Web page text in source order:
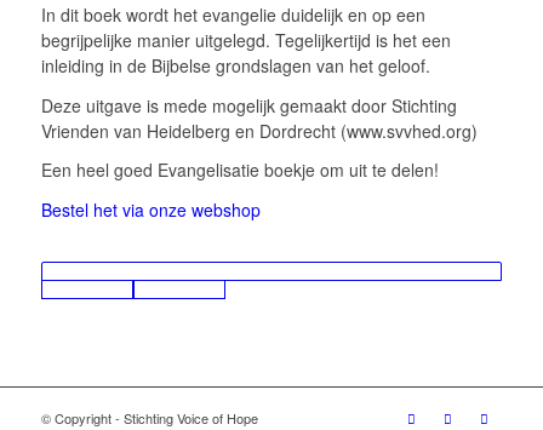
In dit boek wordt het evangelie duidelijk en op een
begrijpelijke manier uitgelegd. Tegelijkertijd is het een
inleiding in de Bijbelse grondslagen van het geloof.
Deze uitgave is mede mogelijk gemaakt door Stichting
Vrienden van Heidelberg en Dordrecht (www.svvhed.org)
Een heel goed Evangelisatie boekje om uit te delen!
Bestel het via onze webshop
© Copyright - Stichting Voice of Hope